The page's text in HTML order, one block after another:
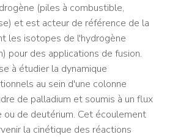
(piles à combustible,
et est acteur de référence de la
les isotopes de l'hydrogène
pour des applications de fusion.
à étudier la dynamique
au sein d'une colonne
de palladium et soumis à un flux
ou de deutérium. Cet écoulement
la cinétique des réactions